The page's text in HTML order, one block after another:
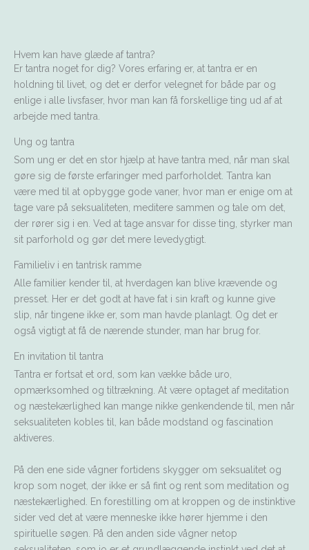
Hvem kan have glæde af tantra?
Er tantra noget for dig? Vores erfaring er, at tantra er en
holdning til livet, og det er derfor velegnet for både par og
enlige i alle livsfaser, hvor man kan få forskellige ting ud af at
arbejde med tantra.
Ung og tantra
Som ung er det en stor hjælp at have tantra med, når man skal
gøre sig de første erfaringer med parforholdet. Tantra kan
være med til at opbygge gode vaner, hvor man er enige om at
tage vare på seksualiteten, meditere sammen og tale om det,
der rører sig i en. Ved at tage ansvar for disse ting, styrker man
sit parforhold og gør det mere levedygtigt.
Familieliv i en tantrisk ramme
Alle familier kender til, at hverdagen kan blive krævende og
presset. Her er det godt at have fat i sin kraft og kunne give
slip, når tingene ikke er, som man havde planlagt. Og det er
også vigtigt at få de nærende stunder, man har brug for.
En invitation til tantra
Tantra er fortsat et ord, som kan vække både uro,
opmærksomhed og tiltrækning. At være optaget af meditation
og næstekærlighed kan mange nikke genkendende til, men når
seksualiteten kobles til, kan både modstand og fascination
aktiveres.
På den ene side vågner fortidens skygger om seksualitet og
krop som noget, der ikke er så fint og rent som meditation og
næstekærlighed. En forestilling om at kroppen og de instinktive
sider ved det at være menneske ikke hører hjemme i den
spirituelle søgen. På den anden side vågner netop